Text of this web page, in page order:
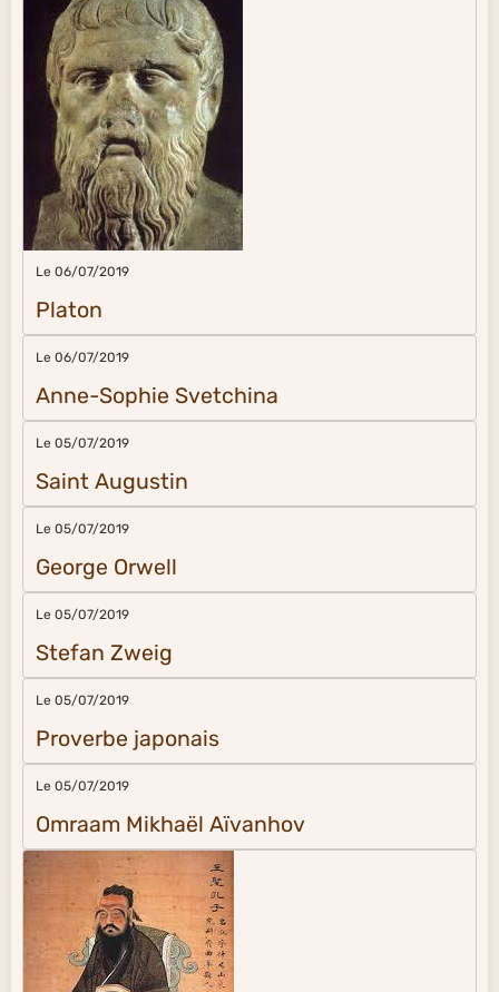
Le 06/07/2019
Platon
Le 06/07/2019
Anne-Sophie Svetchina
Le 05/07/2019
Saint Augustin
Le 05/07/2019
George Orwell
Le 05/07/2019
Stefan Zweig
Le 05/07/2019
Proverbe japonais
Le 05/07/2019
Omraam Mikhaël Aïvanhov